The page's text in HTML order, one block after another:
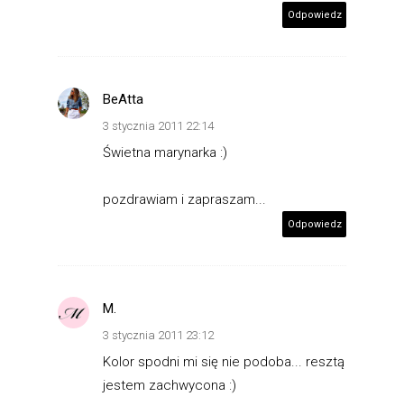
Odpowiedz
BeAtta
3 stycznia 2011 22:14
Świetna marynarka :)
pozdrawiam i zapraszam...
Odpowiedz
M.
3 stycznia 2011 23:12
Kolor spodni mi się nie podoba... resztą
jestem zachwycona :)